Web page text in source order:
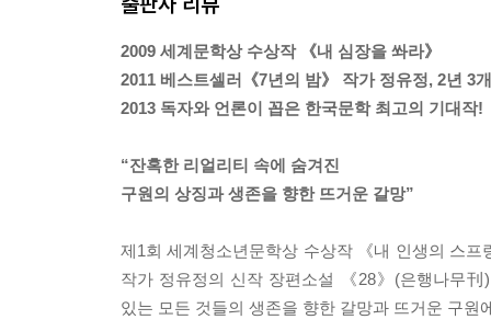
발발한 전염병이 서울을 포함한 다른 곳으로 퍼
2009 세계문학상 수상작 《내 심장을 쏴라》
2011 베스트셀러《7년의 밤》 작가 정유정, 2년 3
2013 독자와 언론이 꼽은 한국문학 최고의 기대작!
“잔혹한 리얼리티 속에 숨겨진
구원의 상징과 생존을 향한 뜨거운 갈망”
제1회 세계청소년문학상 수상작 《내 인생의 스
작가 정유정의 신작 장편소설 《28》(은행나무刊
있는 모든 것들의 생존을 향한 갈망과 뜨거운 구원